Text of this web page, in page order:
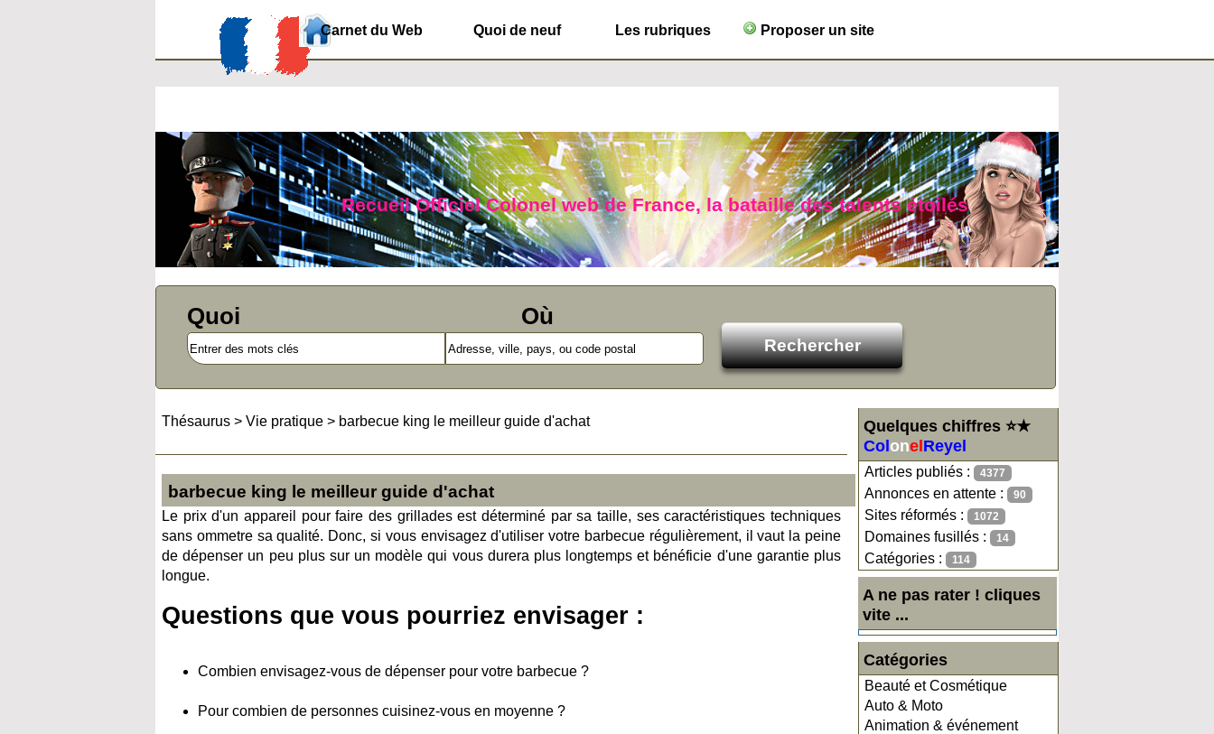
Carnet du Web Quoi de neuf Les rubriques Proposer un site
Recueil Officiel Colonel web de France, la bataille des talents étoilés
Quoi Où
Quelques chiffres ⭐★
Col onel Reyel
Articles publiés : 4377
Annonces en attente : 90
Sites réformés : 1072
Domaines fusillés : 14
Catégories : 114
A ne pas rater ! cliques
vite ...
Catégories
Beauté et Cosmétique
Auto & Moto
Animation & événement
Thésaurus > Vie pratique > barbecue king le meilleur guide d'achat
barbecue king le meilleur guide d'achat
Le prix d'un appareil pour faire des grillades est déterminé par sa taille, ses caractéristiques techniques
sans ommetre sa qualité. Donc, si vous envisagez d'utiliser votre barbecue régulièrement, il vaut la peine
de dépenser un peu plus sur un modèle qui vous durera plus longtemps et bénéficie d'une garantie plus
longue.
Questions que vous pourriez envisager :
Combien envisagez-vous de dépenser pour votre barbecue ?
Pour combien de personnes cuisinez-vous en moyenne ?